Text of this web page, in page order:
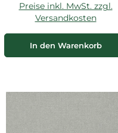
Preise inkl. MwSt. zzgl.
Versandkosten
In den Warenkorb